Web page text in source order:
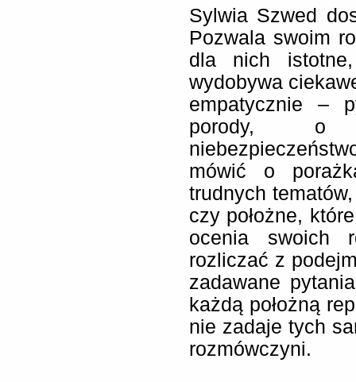
Sylwia Szwed
Pozwala swoim
dla nich
wydobywa
empatycznie –
porody, o
mówić o
trudnych
czy położne,
ocenia swoich
rozliczać z
zadawane
każdą położną
nie zadaje tych
rozmówczyni.